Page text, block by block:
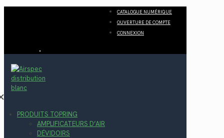
CATALOGUE NUMÉRIQUE
OUVERTURE DE COMPTE
CONNEXION
PRODUITS TOPRING
AMPLIFICATEURS D’AIR
DÉVIDOIRS